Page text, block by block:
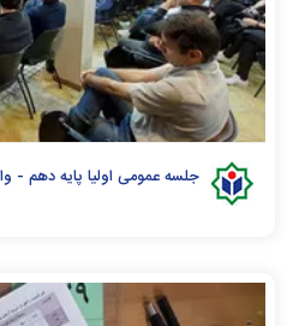
جلسه عمومی اولیا پایه دهم -